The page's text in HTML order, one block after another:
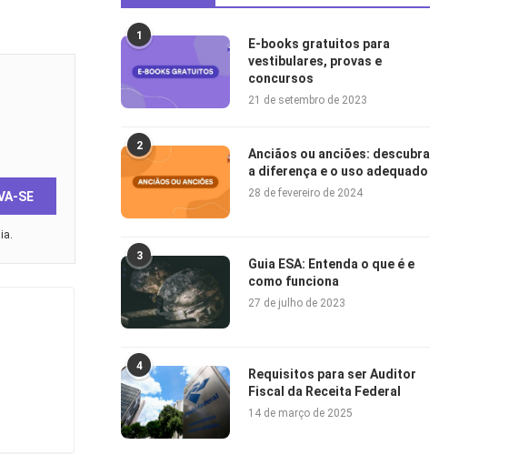
SE
1
E-books gratuitos para
vestibulares, provas e
concursos
21 de setembro de 2023
2
Anciãos ou anciões: descubra
a diferença e o uso adequado
28 de fevereiro de 2024
3
Guia ESA: Entenda o que é e
como funciona
27 de julho de 2023
4
Requisitos para ser Auditor
Fiscal da Receita Federal
14 de março de 2025